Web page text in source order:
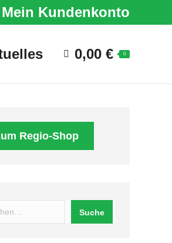
Mein Kundenkonto
0,00 € 0
Regio-Shop
Suche